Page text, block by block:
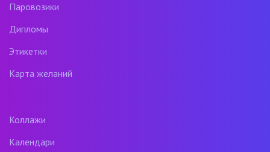
Паровозики
Дипломы
Этикетки
Карта желаний
Коллажи
Календари